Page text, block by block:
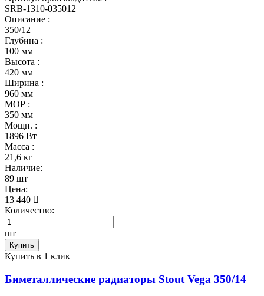
SRB-1310-035012
Описание :
350/12
Глубина :
100 мм
Высота :
420 мм
Ширина :
960 мм
МОР :
350 мм
Мощн. :
1896 Вт
Масса :
21,6 кг
Наличие:
89 шт
Цена:
13 440
Количество:
шт
Купить
Купить в 1 клик
Биметаллические радиаторы Stout Vega 350/14